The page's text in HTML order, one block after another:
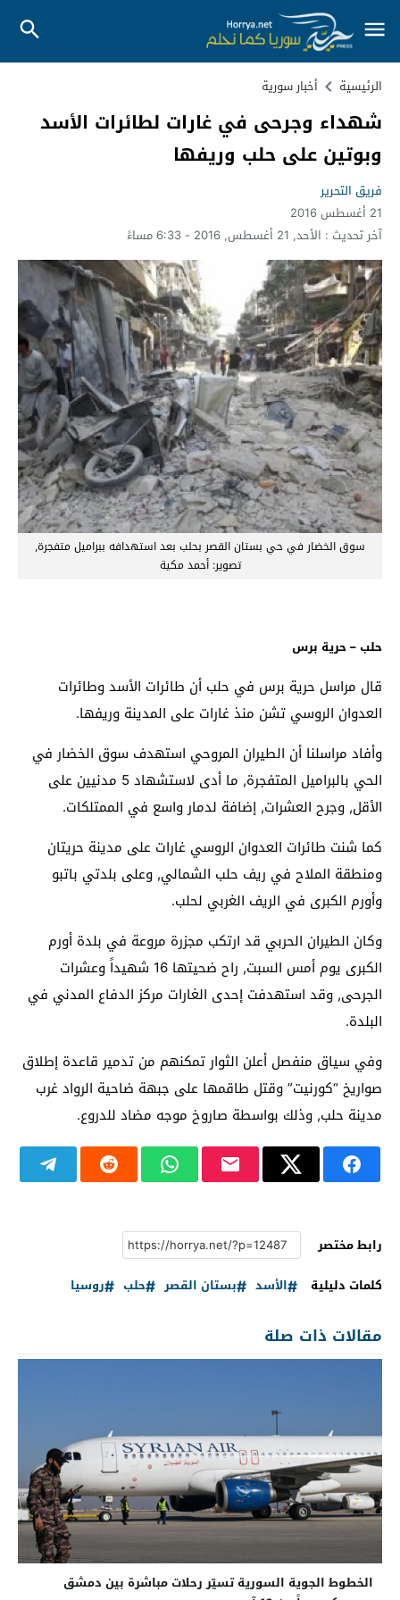
الرئيسية أخبار سورية
شهداء وجرحى في غارات لطائرات الأسد
وبوتين على حلب وريفها
فريق التحرير
21 أغسطس 2016
آخر تحديث : الأحد, 21 أغسطس, 2016 - 6:33 مساءً
سوق الخضار في حي بستان القصر بحلب بعد استهدافه ببراميل متفجرة,
تصوير: أحمد مكية
حلب – حرية برس
قال مراسل حرية برس في حلب أن طائرات الأسد وطائرات
العدوان الروسي تشن منذ غارات على المدينة وريفها.
وأفاد مراسلنا أن الطيران المروحي استهدف سوق الخضار في
الحي بالبراميل المتفجرة, ما أدى لاستشهاد 5 مدنيين على
الأقل, وجرح العشرات, إضافة لدمار واسع في الممتلكات.
كما شنت طائرات العدوان الروسي غارات على مدينة حريتان
ومنطقة الملاح في ريف حلب الشمالي, وعلى بلدتي باتبو
وأورم الكبرى في الريف الغربي لحلب.
وكان الطيران الحربي قد ارتكب مجزرة مروعة في بلدة أورم
الكبرى يوم أمس السبت, راح ضحيتها 16 شهيداً وعشرات
الجرحى, وقد استهدفت إحدى الغارات مركز الدفاع المدني في
البلدة.
وفي سياق منفصل أعلن الثوار تمكنهم من تدمير قاعدة إطلاق
صواريخ “كورنيت” وقتل طاقمها على جبهة ضاحية الرواد غرب
مدينة حلب, وذلك بواسطة صاروخ موجه مضاد للدروع.
رابط مختصر
كلمات دليلية
الأسد بستان القصر حلب روسيا
مقالات ذات صلة
الخطوط الجوية السورية تسيّر رحلات مباشرة بين دمشق